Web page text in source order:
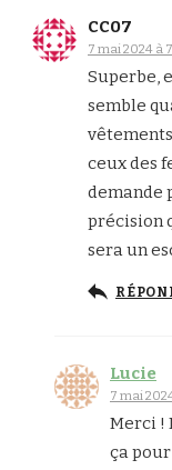
CC07
7 mai 2024 à
Superbe,
semble
ceux des
demande
précision
sera un
Lucie
7 mai
Merci !
ça